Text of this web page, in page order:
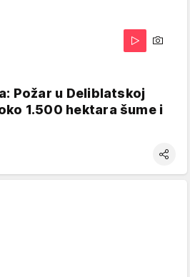
Požar u Deliblatskoj
1.500 hektara šume i